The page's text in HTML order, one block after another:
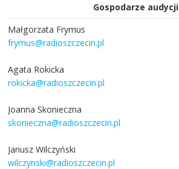
Gospodarze audycji
Małgorzata Frymus
frymus@radioszczecin.pl
Agata Rokicka
rokicka@radioszczecin.pl
Joanna Skonieczna
skonieczna@radioszczecin.pl
Janusz Wilczyński
wilczynski@radioszczecin.pl